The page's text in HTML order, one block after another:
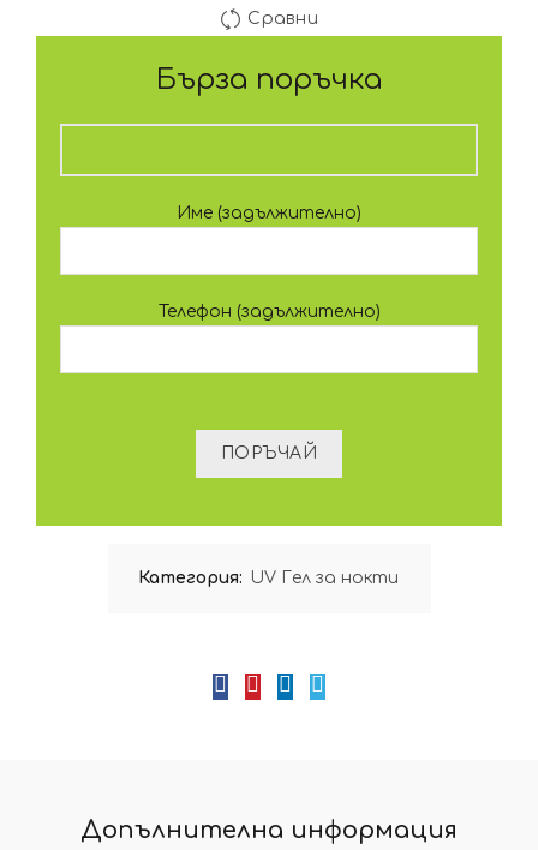
Сравни
Бърза поръчка
Име (задължително)
Телефон (задължително)
Категория: UV Гел за нокти
Допълнителна информация